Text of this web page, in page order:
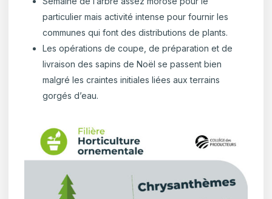
particulier mais activité intense pour fournir les
communes qui font des distributions de plants.
Les opérations de coupe, de préparation et de
livraison des sapins de Noël se passent bien
malgré les craintes initiales liées aux terrains
gorgés d’eau.